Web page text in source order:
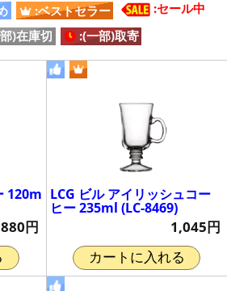
:ベストセラー
:セール中
)在庫切 :(一部)取寄
120m
880円
LCG ビル アイリッシュコー
ヒー 235ml (LC-8469)
1,045円
カートに入れる